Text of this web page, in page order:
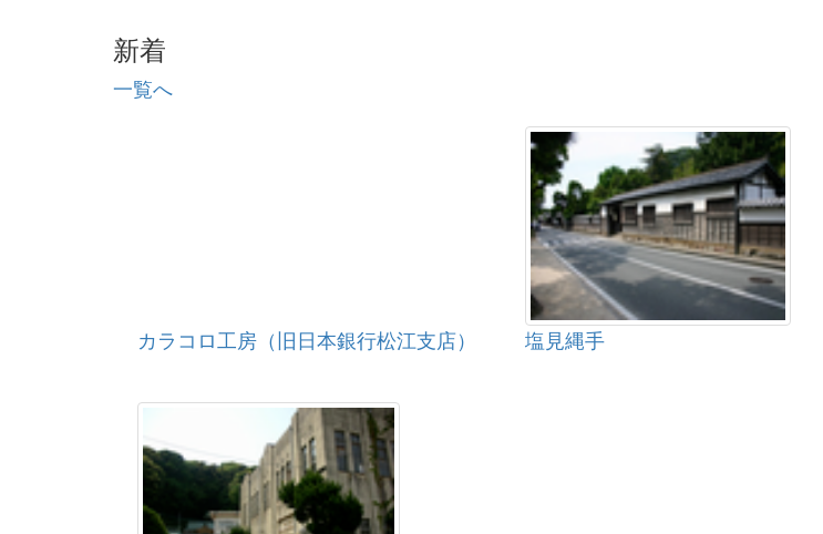
新着
一覧へ
カラコロ工房（旧日本銀行松江支店） 塩見縄手